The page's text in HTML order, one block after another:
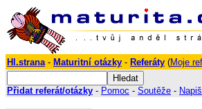
Hl.strana- Maturitní otázky - Referáty (Moje
Přidat referát/otázky - Pomoc - Soutěže -